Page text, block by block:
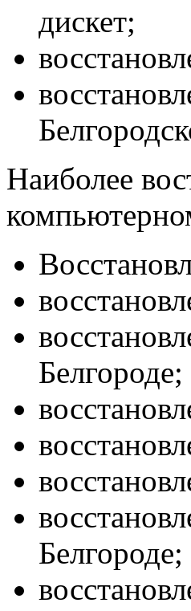
дискет;
Наиболее
Белгороде;
Белгороде;